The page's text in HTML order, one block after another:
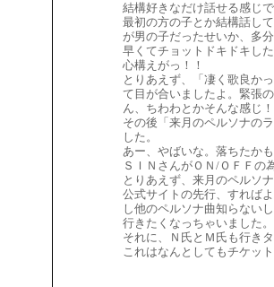
結構好きなだけ話せる感じ
最初の方の子とか結構話し
が男の子だったせいか、多
早くてチョットドキドキし
心構えがっ！！
とりあえず、「凄く歌良か
て目が合いましたよ。緊張
ん、ちわわとかそんな感じ
その後「来月のペルソナの
した。
あー、やばいな。落ちたか
ＳＩＮさんがＯＮ/ＯＦＦの
とりあえず、来月のペルソ
公式サイトの先行、すれば
し他のペルソナ曲知らない
行きたくなっちゃいました。
それに、Ｎ氏とＭ氏も行き
これはなんとしてもチケッ